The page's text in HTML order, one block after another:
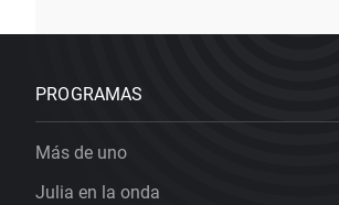
PROGRAMAS
Más de uno
Julia en la onda